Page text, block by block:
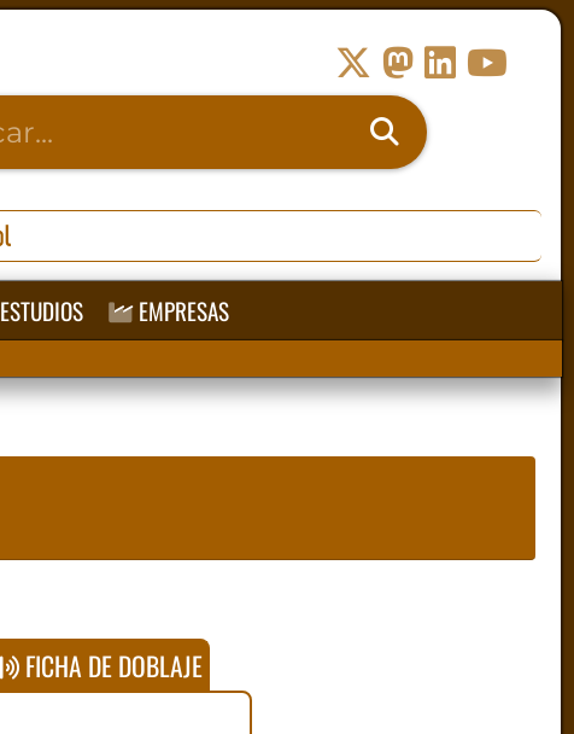
ESTUDIOS EMPRESAS
FICHA DE DOBLAJE